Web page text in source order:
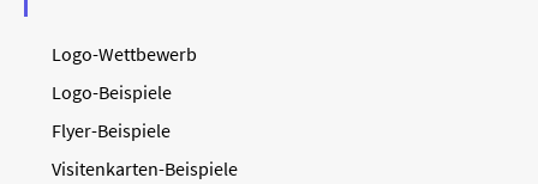
Logo-Wettbewerb
Logo-Beispiele
Flyer-Beispiele
Visitenkarten-Beispiele